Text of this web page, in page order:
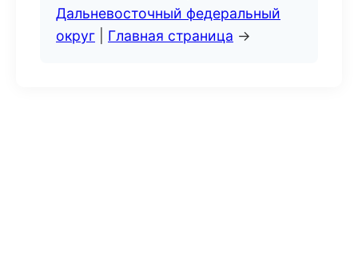
Дальневосточный федеральный
округ
Главная страница →